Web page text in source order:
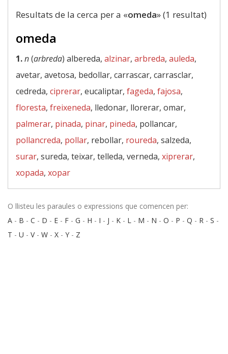
Resultats de la cerca per a «omeda» (1 resultat)
omeda
1.n(arbreda) albereda, alzinar, arbreda, auleda,
avetar, avetosa, bedollar, carrascar, carrasclar,
cedreda, ciprerar, eucaliptar, fageda, fajosa,
floresta, freixeneda, lledonar, llorerar, omar,
palmerar, pinada, pinar, pineda, pollancar,
pollancreda, pollar, rebollar, roureda, salzeda,
surar, sureda, teixar, telleda, verneda, xiprerar,
xopada, xopar
O llisteu les paraules o expressions que comencen per:
A - B - C - D - E - F - G - H - I - J - K - L - M - N - O - P - Q - R - S -
T - U - V- W - X - Y - Z